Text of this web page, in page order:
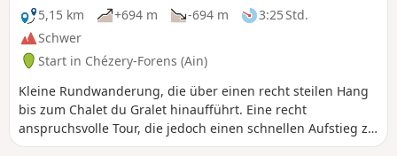
Augenkrankheiten heilen sollte.
5,15 km
+694 m -694 m
3:25 Std.
Schwer
Start in Chézery-Forens (Ain)
Kleine Rundwanderung, die über einen recht steilen Hang
bis zum Chalet du Gralet hinaufführt. Eine recht
anspruchsvolle Tour, die jedoch einen schnellen Aufstieg zu
einem der Gipfel des Massivs ermöglicht, von wo aus Sie